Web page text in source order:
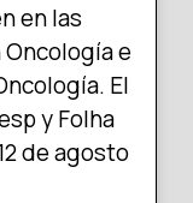
en las
e
El
y Folha
de agosto